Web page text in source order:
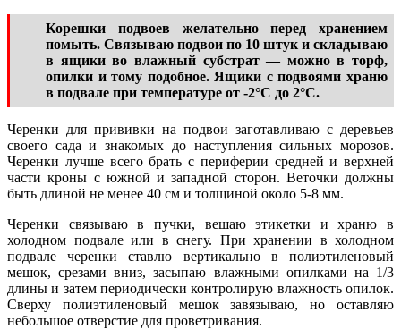
Корешки подвоев желательно перед хранением
помыть. Связываю подвои по 10 штук и складываю
в ящики во влажный субстрат — можно в торф,
опилки и тому подобное. Ящики с подвоями храню
в подвале при температуре от -2°С до 2°С.
Черенки для прививки на подвои заготавливаю с деревьев
своего сада и знакомых до наступления сильных морозов.
Черенки лучше всего брать с периферии средней и верхней
части кроны с южной и западной сторон. Веточки должны
быть длиной не менее 40 см и толщиной около 5-8 мм.
Черенки связываю в пучки, вешаю этикетки и храню в
холодном подвале или в снегу. При хранении в холодном
подвале черенки ставлю вертикально в полиэтиленовый
мешок, срезами вниз, засыпаю влажными опилками на 1/3
длины и затем периодически контролирую влажность опилок.
Сверху полиэтиленовый мешок завязываю, но оставляю
небольшое отверстие для проветривания.